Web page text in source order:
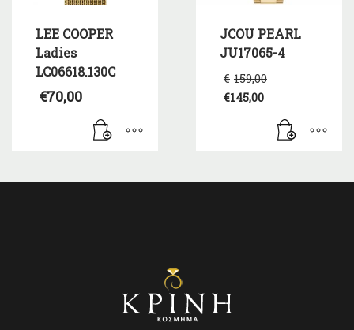
LEE COOPER
Ladies
LC06618.130C
€70,00
JCOU PEARL
JU17065-4
€ 159,00
€159,00.
€145,00
τρέχουσα